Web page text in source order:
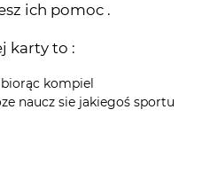
ich pomoc .
karty to :
kompiel
naucz sie jakiegoś sportu